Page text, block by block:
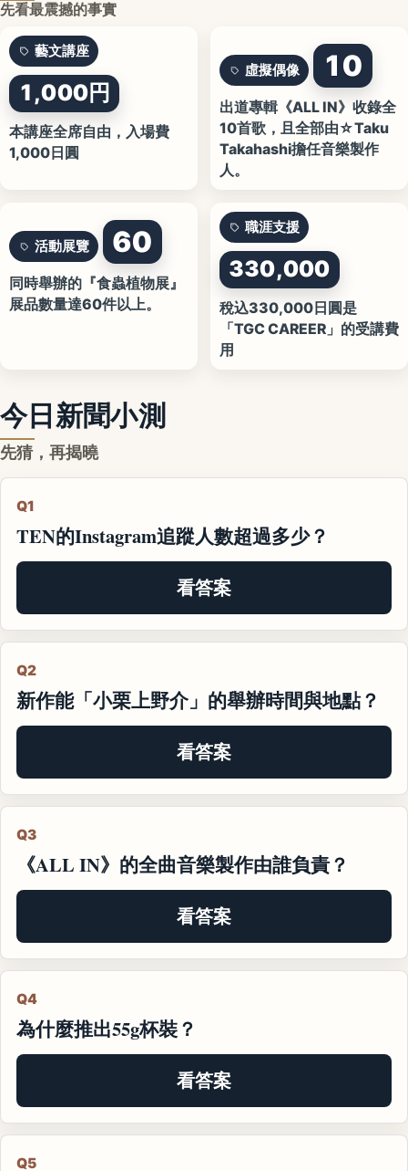
先看最震撼的事實
藝文講座
1,000円
本講座全席自由，入場費
1,000日圓
虛擬偶像 10
出道專輯《ALL IN》收錄全
10首歌，且全部由☆Taku
Takahashi擔任音樂製作
人。
活動展覽 60
同時舉辦的『食蟲植物展』
展品數量達60件以上。
職涯支援
330,000
稅込330,000日圓是
「TGC CAREER」的受講費
用
今日新聞小測
先猜，再揭曉
Q1
TEN的Instagram追蹤人數超過多少？
看答案
Q2
新作能「小栗上野介」的舉辦時間與地點？
看答案
Q3
《ALL IN》的全曲音樂製作由誰負責？
看答案
Q4
為什麼推出55g杯裝？
看答案
Q5